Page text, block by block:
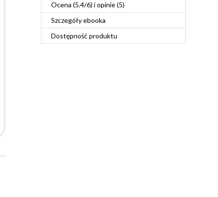
Ocena (5.4/6) i opinie (5)
Szczegółyebooka
Dostępność produktu